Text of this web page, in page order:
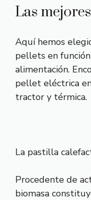
Las
Aquí hemos
pellets en
alimentación.
pellet eléctrica
tractor y térmica.
La pastilla
Procedente de
biomasa